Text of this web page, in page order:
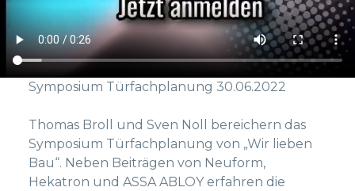
Symposium Türfachplanung 30.06.2022
Thomas Broll und Sven Noll bereichern das
Symposium Türfachplanung von „Wir lieben
Bau“. Neben Beiträgen von Neuform,
Hekatron und ASSA ABLOY erfahren die